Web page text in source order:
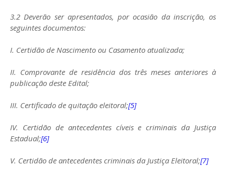
3.2 Deverão ser apresentados, por ocasião da inscrição, os
seguintes documentos:
I. Certidão de Nascimento ou Casamento atualizada;
II. Comprovante de residência dos três meses anteriores à
publicação deste Edital;
III. Certificado de quitação eleitoral;[5]
IV. Certidão de antecedentes cíveis e criminais da Justiça
Estadual;[6]
V. Certidão de antecedentes criminais da Justiça Eleitoral;[7]